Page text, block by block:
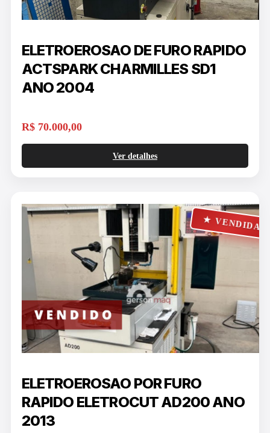
ELETROEROSAO DE FURO RAPIDO
ACTSPARK CHARMILLES SD1
ANO 2004
R$ 70.000,00
Ver detalhes
★ VENDIDA
ELETROEROSAO POR FURO
RAPIDO ELETROCUT AD200 ANO
2013